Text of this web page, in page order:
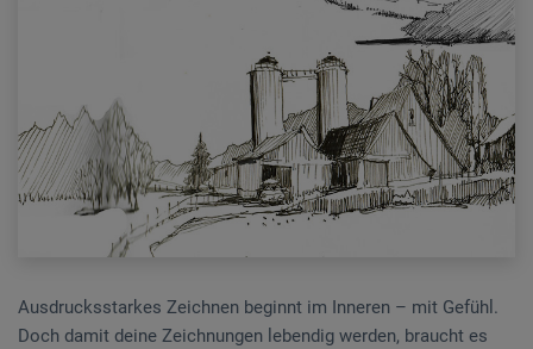
Ausdrucksstarkes Zeichnen beginnt im Inneren – mit Gefühl.
Doch damit deine Zeichnungen lebendig werden, braucht es